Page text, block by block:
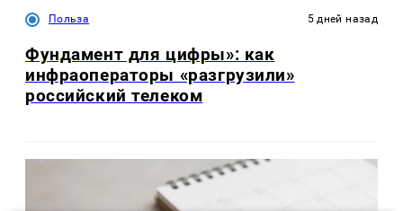
Польза 5 дней назад
Фундамент для цифры»: как
инфраоператоры «разгрузили»
российский телеком